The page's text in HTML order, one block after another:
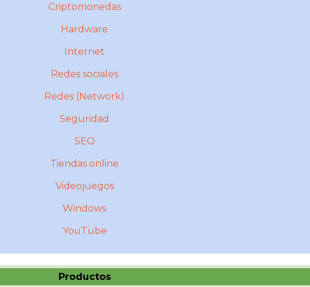
Criptomonedas
Hardware
Internet
Redes sociales
Redes (Network)
Seguridad
SEO
Tiendas online
Videojuegos
Windows
YouTube
Productos